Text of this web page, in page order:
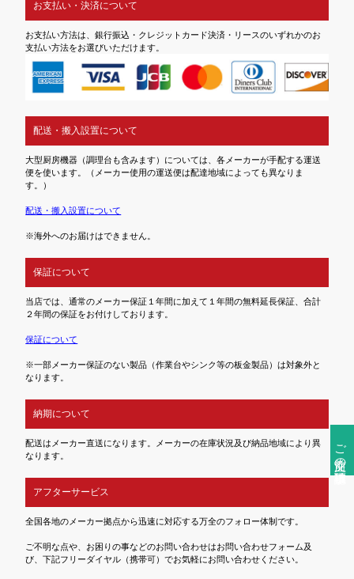
ご注文前の確認事項
お支払い・決済について
お支払い方法は、銀行振込・クレジットカード決済・リースのいずれかのお
支払い方法をお選びいただけます。
配送・搬入設置について
大型厨房機器（調理台も含みます）については、各メーカーが手配する運送
便を使います。（メーカー使用の運送便は配達地域によっても異なりま
す。）
配送・搬入設置について
※海外へのお届けはできません。
保証について
当店では、通常のメーカー保証１年間に加えて１年間の無料延長保証、合計
２年間の保証をお付けしております。
保証について
※一部メーカー保証のない製品（作業台やシンク等の板金製品）は対象外と
なります。
納期について
配送はメーカー直送になります。メーカーの在庫状況及び納品地域により異
なります。
アフターサービス
全国各地のメーカー拠点から迅速に対応する万全のフォロー体制です。
ご不明な点や、お困りの事などのお問い合わせはお問い合わせフォーム及
び、下記フリーダイヤル（携帯可）でお気軽にお問い合わせください。